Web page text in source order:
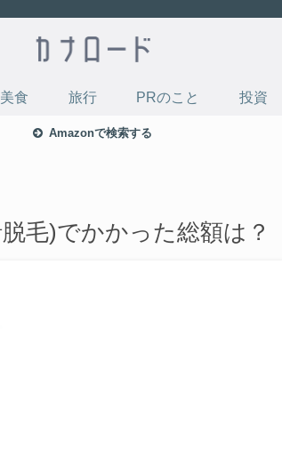
美食 旅行 PRのこと 投資
Amazonで検索する
毛)でかかった総額は？